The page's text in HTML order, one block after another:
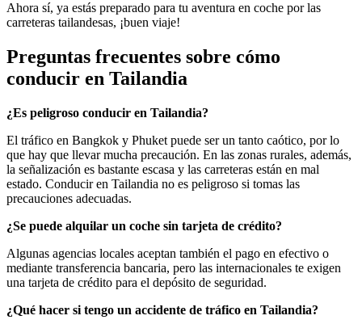
Ahora sí, ya estás preparado para tu aventura en coche por las
carreteras tailandesas, ¡buen viaje!
Preguntas frecuentes sobre cómo
conducir en Tailandia
¿Es peligroso conducir en Tailandia?
El tráfico en Bangkok y Phuket puede ser un tanto caótico, por lo
que hay que llevar mucha precaución. En las zonas rurales, además,
la señalización es bastante escasa y las carreteras están en mal
estado. Conducir en Tailandia no es peligroso si tomas las
precauciones adecuadas.
¿Se puede alquilar un coche sin tarjeta de crédito?
Algunas agencias locales aceptan también el pago en efectivo o
mediante transferencia bancaria, pero las internacionales te exigen
una tarjeta de crédito para el depósito de seguridad.
¿Qué hacer si tengo un accidente de tráfico en Tailandia?